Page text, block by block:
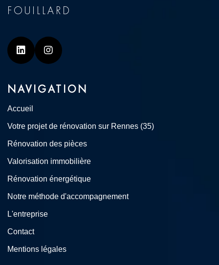
FOUILLARD
Linkedin Instagram
NAVIGATION
Accueil
Votre projet de rénovation sur Rennes (35)
Rénovation des pièces
Valorisation immobilière
Rénovation énergétique
Notre méthode d'accompagnement
L'entreprise
Contact
Mentions légales